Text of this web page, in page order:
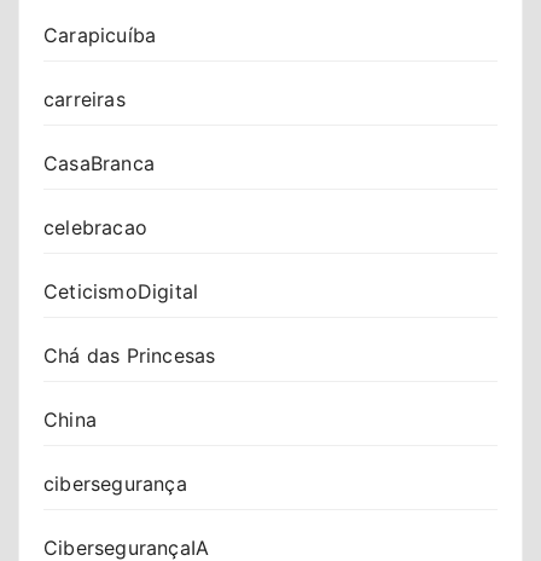
Carapicuíba
carreiras
CasaBranca
celebracao
CeticismoDigital
Chá das Princesas
China
cibersegurança
CibersegurançaIA